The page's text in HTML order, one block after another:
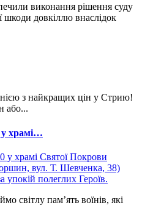
виконання рішення суду
шкоди довкіллю внаслідок
з найкращих цін у Стрию!
або...
у храмі…
світлу пам’ять воїнів, які